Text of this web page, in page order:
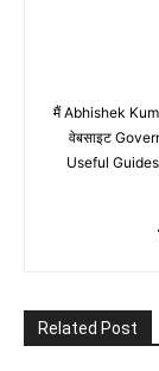
मैं Abhishek
वेबसाइट
Useful Guides
Related Post